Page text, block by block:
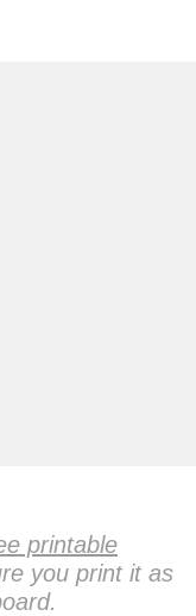
printable
you print it as